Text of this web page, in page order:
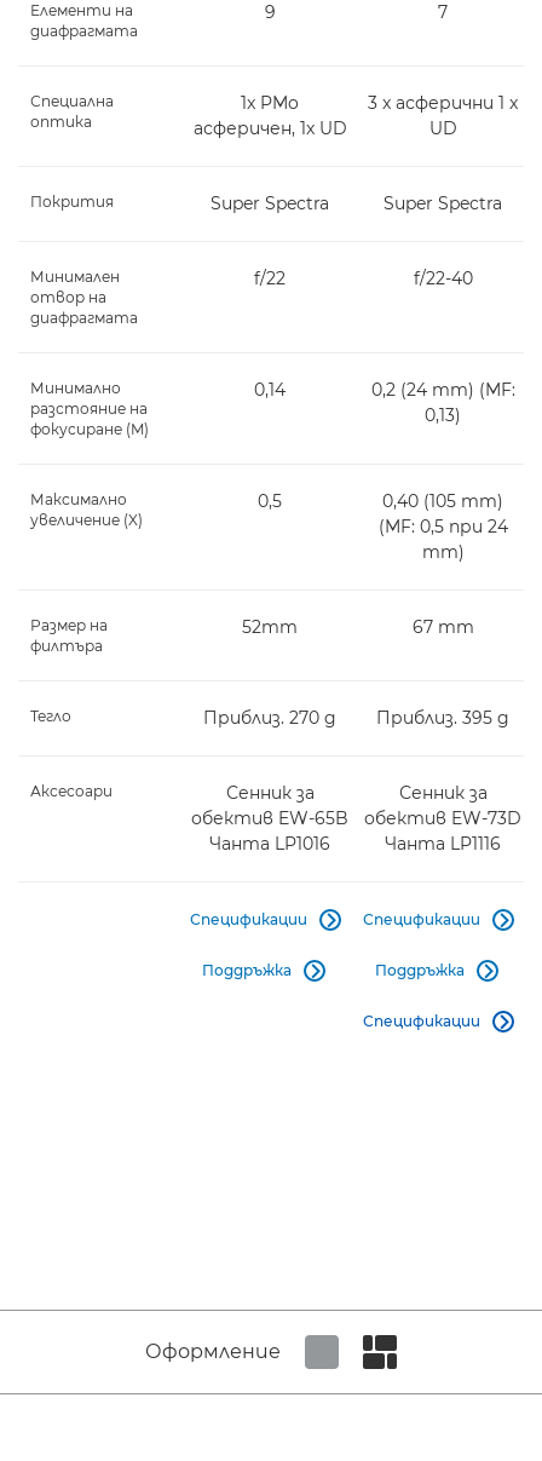
Елементи на
диафрагмата
9 7
Специална
оптика
1x PMo
aсферичен, 1x UD
3 x асферични 1 x
UD
Покрития Super Spectra Super Spectra
Минимален
отвор на
диафрагмата
f/22 f/22-40
Минимално
разстояние на
фокусиране (M)
0,14
0,2 (24 mm) (MF:
0,13)
Максимално
увеличение (X)
0,5
0,40 (105 mm)
(MF: 0,5 при 24
mm)
Размер на
филтъра
52mm 67 mm
Тегло Приблиз. 270 g Приблиз. 395 g
Аксесоари
Сенник за
обектив EW-65B
Чанта LP1016
Сенник за
обектив EW-73D
Чанта LP1116
Спецификации 
Поддръжка 
Спецификации 
Поддръжка 
Спецификации 
Оформление